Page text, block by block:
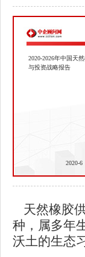
2020-2026年中国天
与投资战略报告
2020-6
天然橡胶
种，属多年
沃土的生态